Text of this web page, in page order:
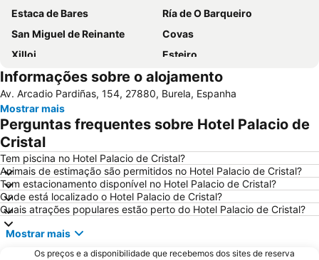
Estaca de Bares
Ría de O Barqueiro
San Miguel de Reinante
Covas
Xilloi
Esteiro
Igrexa de Santa Marta de Ortigueira
Castro de Fazouro
San Martiño
Ponte Romana do Porto o Malvide
Informações sobre o alojamento
Av. Arcadio Pardiñas, 154, 27880, Burela, Espanha
Mostrar mais
Perguntas frequentes sobre Hotel Palacio de
Cristal
Tem piscina no Hotel Palacio de Cristal?
Animais de estimação são permitidos no Hotel Palacio de Cristal?
Tem estacionamento disponível no Hotel Palacio de Cristal?
Onde está localizado o Hotel Palacio de Cristal?
Quais atrações populares estão perto do Hotel Palacio de Cristal?
Mostrar mais
Os preços e a disponibilidade que recebemos dos sites de reserva